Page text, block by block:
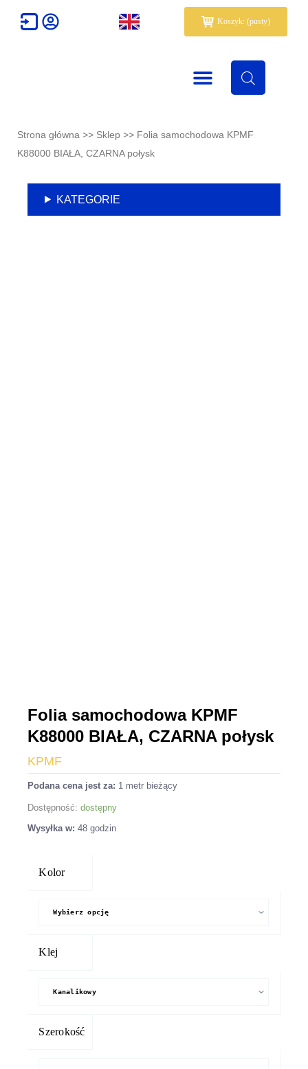
Koszyk: (pusty)
Wózek
Strona główna >> Sklep >> Folia samochodowa KPMF
K88000 BIAŁA, CZARNA połysk
KATEGORIE
Folia samochodowa KPMF
K88000 BIAŁA, CZARNA połysk
KPMF
Podana cena jest za: 1 metr bieżący
Dostępność: dostępny
Wysyłka w: 48 godzin
Kolor
Klej
Szerokość